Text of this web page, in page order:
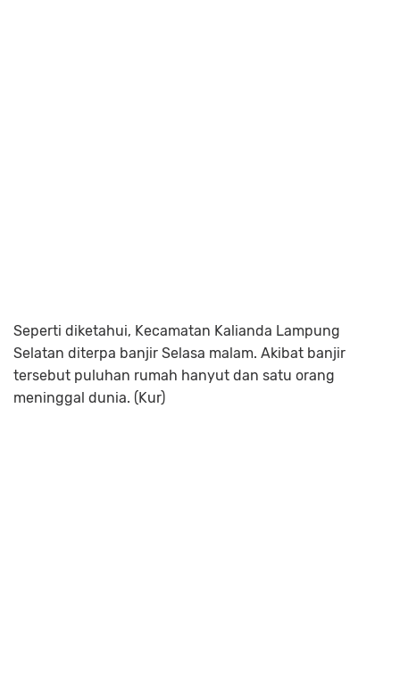
Seperti diketahui, Kecamatan Kalianda Lampung
Selatan diterpa banjir Selasa malam. Akibat banjir
tersebut puluhan rumah hanyut dan satu orang
meninggal dunia. (Kur)